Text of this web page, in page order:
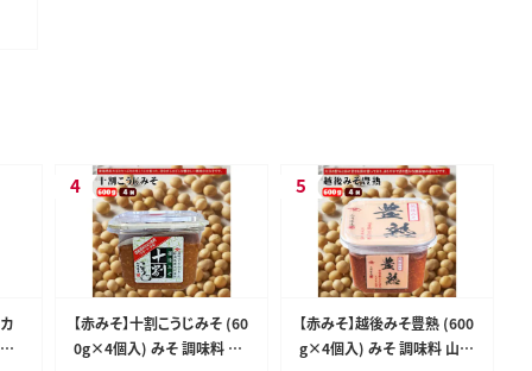
【赤みそ】十割こうじみそ (60
0g×4個入) みそ 調味料 山
【赤みそ】越後みそ豊熟 (600
g×4個入) みそ 調味料 山崎